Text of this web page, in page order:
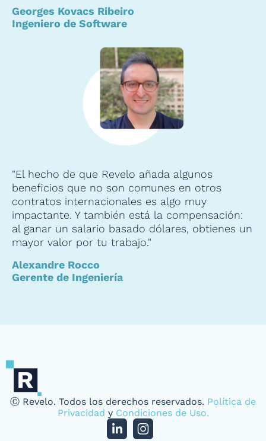
Georges Kovacs Ribeiro
Ingeniero de Software
"El hecho de que Revelo añada algunos
beneficios que no son comunes en otros
contratos internacionales es algo muy
impactante. Y también está la compensación:
al ganar un salario basado dólares, obtienes un
mayor valor por tu trabajo."
Alexandre Rocco
Gerente de Ingeniería
Ⓒ Revelo. Todos los derechos reservados. Política de
Privacidad y Condiciones de Uso.